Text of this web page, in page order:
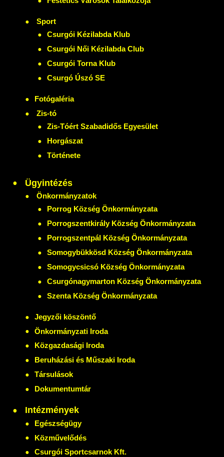
Sport
Csurgói Kézilabda Klub
Csurgói Női Kézilabda Club
Csurgói Torna Klub
Csurgó Úszó SE
Fotógaléria
Zis-tó
Zis-Tóért Szabadidős Egyesület
Horgászat
Története
Ügyintézés
Önkormányzatok
Porrog Község Önkormányzata
Porrogszentkirály Község Önkormányzata
Porrogszentpál Község Önkormányzata
Somogybükkösd Község Önkormányzata
Somogycsicsó Község Önkormányzata
Csurgónagymarton Község Önkormányzata
Szenta Község Önkormányzata
Jegyzői köszöntő
Önkormányzati Iroda
Közgazdasági Iroda
Beruházási és Műszaki Iroda
Társulások
Dokumentumtár
Intézmények
Egészségügy
Közművelődés
Csurgói Sportcsarnok Kft.